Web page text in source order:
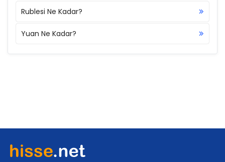
Rublesi Ne Kadar?
Yuan Ne Kadar?